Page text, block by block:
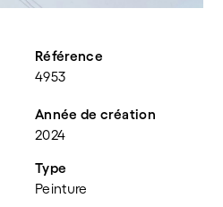
Référence
4953
Année de création
2024
Type
Peinture